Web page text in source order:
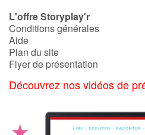
Les animaux
Voyage, épopée, enquête,
Autour du monde
Apprentissage
L'offre Storyplay'r
Conditions générales
Aide
Plan du site
Flyer de présentation
Découvrez nos vidéos de